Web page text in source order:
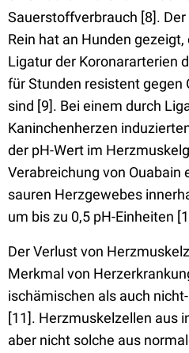
Sauerstoffverbrauch [8].
Rein hat an Hunden
Ligatur der Koronararterien
für Stunden resistent gegen
sind [9]. Bei einem durch
Kaninchenherzen
der pH-Wert im
Verabreichung von Ouabain
sauren Herzgewebes
um bis zu 0,5 pH-Einheiten
Der Verlust von
Merkmal von
ischämischen als auch
[11]. Herzmuskelzellen aus
aber nicht solche aus